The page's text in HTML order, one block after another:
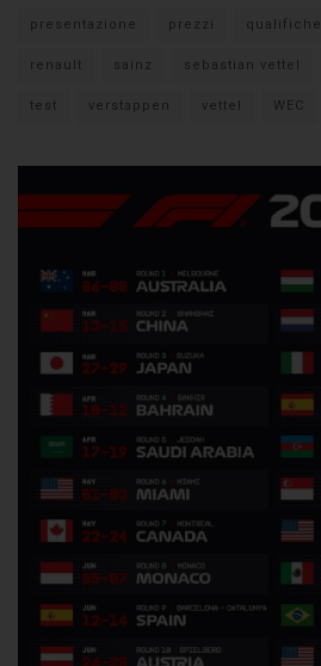
presentazione prezzi qualifiche
renault sainz sebastian vettel
test verstappen vettel WEC